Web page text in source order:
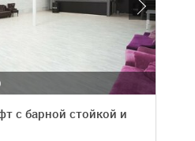
с барной стойкой и